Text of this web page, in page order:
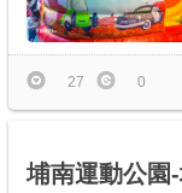
27 0
埔南運動公園